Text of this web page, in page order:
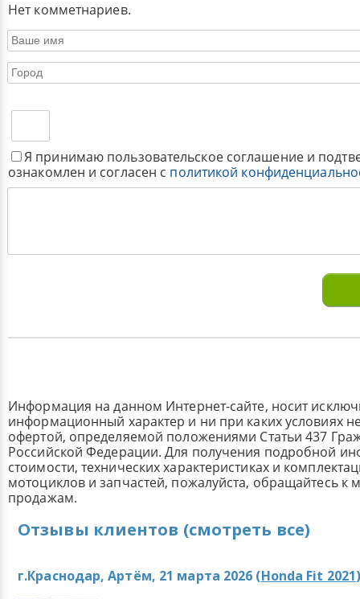
Нет комметнариев.
Я принимаю пользовательское соглашение и
ознакомлен и согласен с политикой
Информация на данном Интернет-сайте, носит
информационный характер и ни при каких условиях
офертой, определяемой положениями Статьи 437
Российской Федерации. Для получения подробной
стоимости, технических характеристиках и
мотоциклов и запчастей, пожалуйста, обращайтесь к
продажам.
Отзывы клиентов (смотреть все)
г.Краснодар, Артём, 21 марта 2026 (Honda Fit 2021